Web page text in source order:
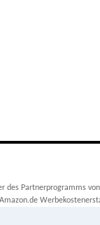
des Partnerprogramms